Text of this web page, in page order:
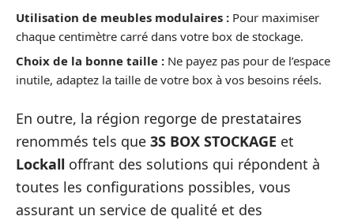
Utilisation de meubles modulaires : Pour maximiser
chaque centimètre carré dans votre box de stockage.
Choix de la bonne taille : Ne payez pas pour de l’espace
inutile, adaptez la taille de votre box à vos besoins réels.
En outre, la région regorge de prestataires
renommés tels que 3S BOX STOCKAGE et
Lockall offrant des solutions qui répondent à
toutes les configurations possibles, vous
assurant un service de qualité et des